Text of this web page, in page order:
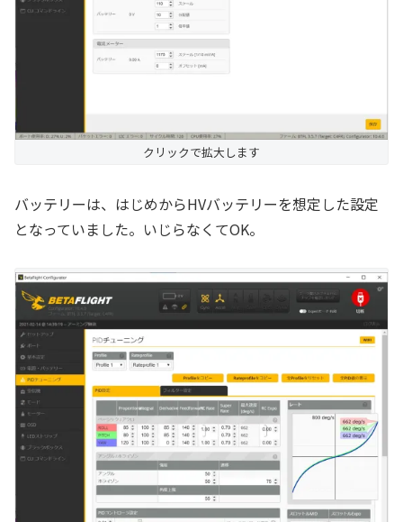
クリックで拡大します
バッテリーは、はじめからHVバッテリーを想定した設定
となっていました。いじらなくてOK。